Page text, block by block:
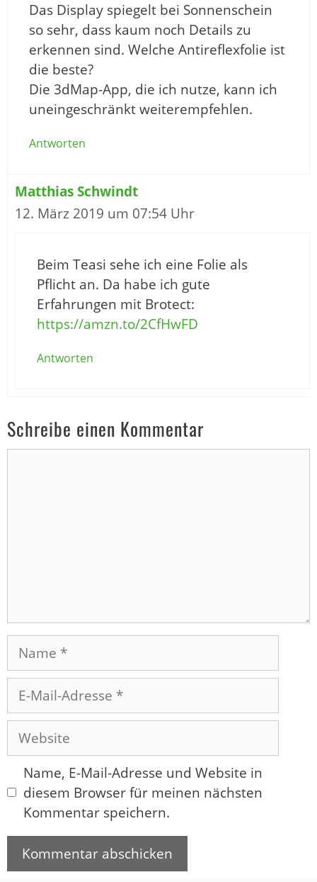
Das Display spiegelt bei Sonnenschein
so sehr, dass kaum noch Details zu
erkennen sind. Welche Antireflexfolie ist
die beste?
Die 3dMap-App, die ich nutze, kann ich
uneingeschränkt weiterempfehlen.
Antworten
Matthias Schwindt
12. März 2019 um 07:54 Uhr
Beim Teasi sehe ich eine Folie als
Pflicht an. Da habe ich gute
Erfahrungen mit Brotect:
https://amzn.to/2CfHwFD
Antworten
Schreibe einen Kommentar
Name
Mail-
Adresse
Website
Name, E-Mail-Adresse und Website in
diesem Browser für meinen nächsten
Kommentar speichern.